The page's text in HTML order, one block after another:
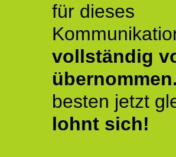
für dieses
vollständig
übernommen.
besten jetzt
lohnt sich!